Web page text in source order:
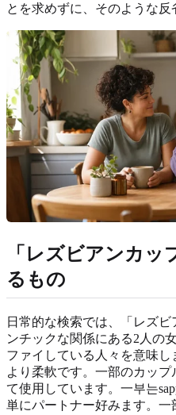
とを求めずに、そのような反
「レズビアンカッ
るもの
日常的な検索では、「レズ
ンチックな関係にある2人の
ファイしている人々を意味
より柔軟です。一部のカッ
て使用しています。一부는
単にパートナー好みます。